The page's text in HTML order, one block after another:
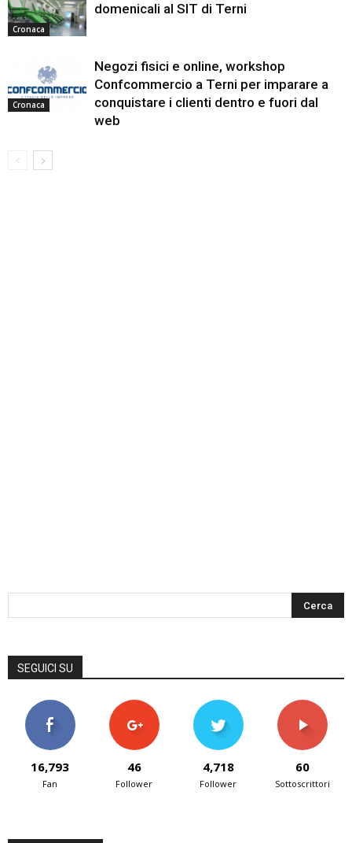
Cronaca
domenicali al SIT di Terni
Cronaca
Negozi fisici e online, workshop
Confcommercio a Terni per imparare a
conquistare i clienti dentro e fuori dal
web
SEGUICI SU
16,793
Fan
46
Follower
4,718
Follower
60
Sottoscrittori